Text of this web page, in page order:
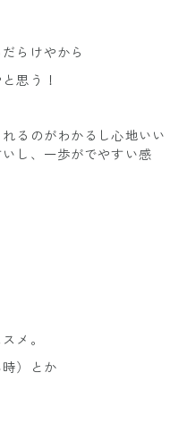
らけやから
思う！
るのがわかるし心地いい
し、一歩がでやすい感
メ。
）とか